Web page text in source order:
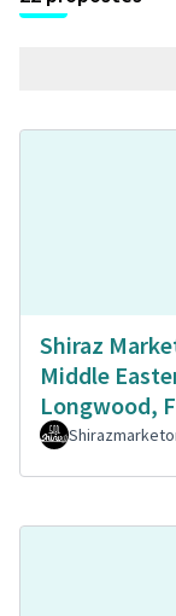
Shiraz
Middle
Longwood,